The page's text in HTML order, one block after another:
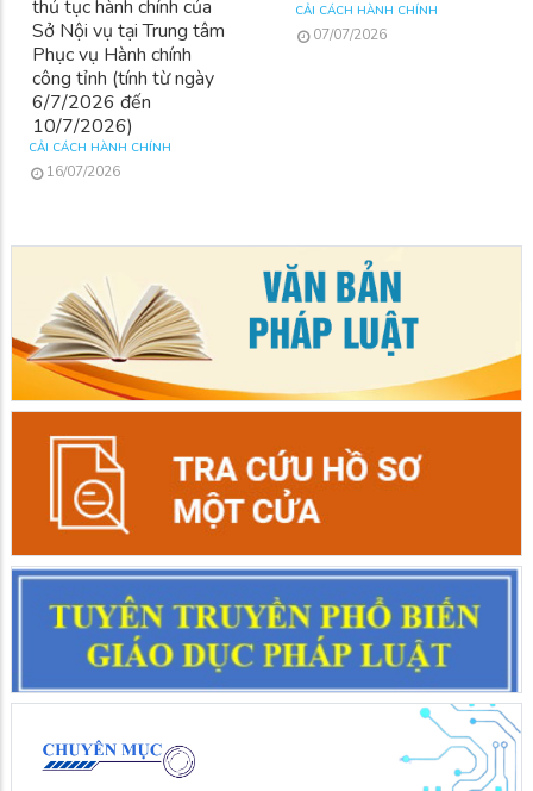
Công tác tiếp nhận hồ sơ
thủ tục hành chính của
Sở Nội vụ tại Trung tâm
Phục vụ Hành chính
công tỉnh (tính từ ngày
6/7/2026 đến
10/7/2026)
CẢI CÁCH HÀNH CHÍNH
Công tác tiếp nhận hồ sơ
thủ tục hành chính của